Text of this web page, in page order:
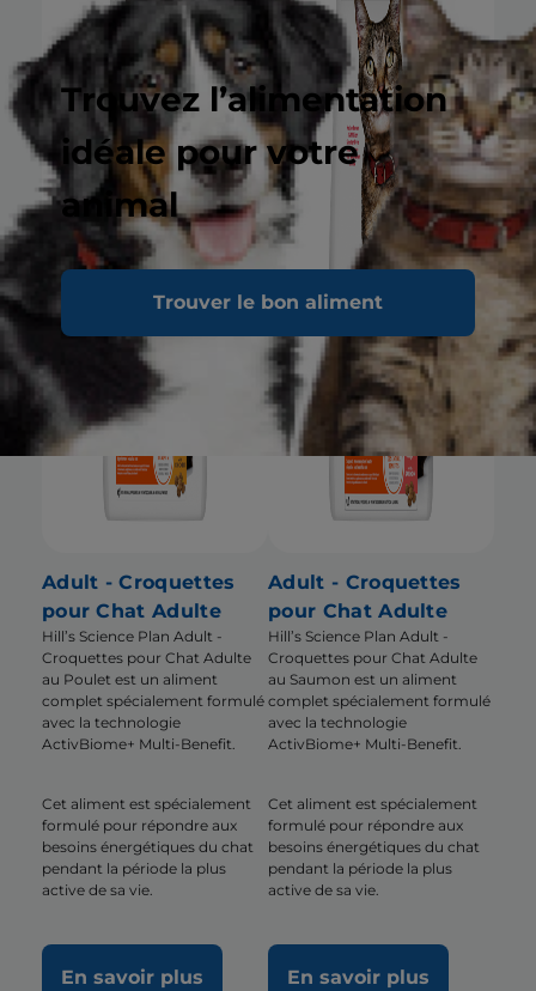
Trouvez l’alimentation
idéale pour votre
animal
Trouver le bon aliment
Adult - Croquettes
pour Chat Adulte
Hill’s Science Plan Adult -
Croquettes pour Chat Adulte
au Poulet est un aliment
complet spécialement formulé
avec la technologie
ActivBiome+ Multi-Benefit.
Cet aliment est spécialement
formulé pour répondre aux
besoins énergétiques du chat
pendant la période la plus
active de sa vie.
En savoir plus
Adult - Croquettes
pour Chat Adulte
Hill’s Science Plan Adult -
Croquettes pour Chat Adulte
au Saumon est un aliment
complet spécialement formulé
avec la technologie
ActivBiome+ Multi-Benefit.
Cet aliment est spécialement
formulé pour répondre aux
besoins énergétiques du chat
pendant la période la plus
active de sa vie.
En savoir plus